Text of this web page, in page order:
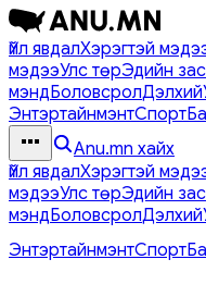
Үйл явдалХэрэгтэй
мэдээУлс төрЭдийн
мэндБоловсролДэлхий
ЭнтэртайнмэнтСпорт
Anu.mn хайх
Үйл явдалХэрэгтэй
мэдээУлс төрЭдийн
мэндБоловсролДэлхий
ЭнтэртайнмэнтСпорт